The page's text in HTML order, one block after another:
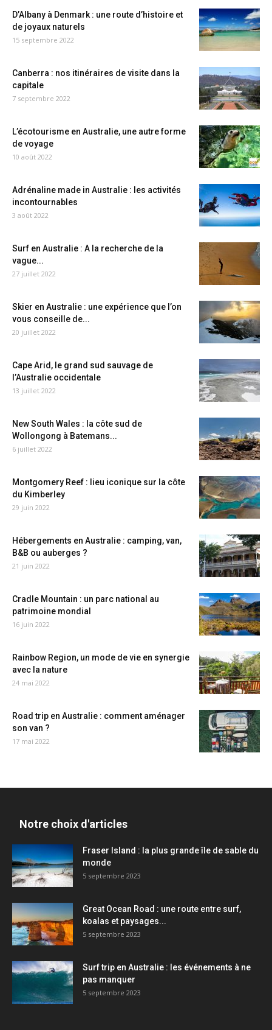
D’Albany à Denmark : une route d’histoire et
de joyaux naturels
15 septembre 2022
Canberra : nos itinéraires de visite dans la
capitale
7 septembre 2022
L’écotourisme en Australie, une autre forme
de voyage
10 août 2022
Adrénaline made in Australie : les activités
incontournables
3 août 2022
Surf en Australie : A la recherche de la
vague...
27 juillet 2022
Skier en Australie : une expérience que l’on
vous conseille de...
20 juillet 2022
Cape Arid, le grand sud sauvage de
l’Australie occidentale
13 juillet 2022
New South Wales : la côte sud de
Wollongong à Batemans...
6 juillet 2022
Montgomery Reef : lieu iconique sur la côte
du Kimberley
29 juin 2022
Hébergements en Australie : camping, van,
B&B ou auberges ?
21 juin 2022
Cradle Mountain : un parc national au
patrimoine mondial
16 juin 2022
Rainbow Region, un mode de vie en synergie
avec la nature
24 mai 2022
Road trip en Australie : comment aménager
son van ?
17 mai 2022
Notre choix d'articles
Fraser Island : la plus grande île de sable du
monde
5 septembre 2023
Great Ocean Road : une route entre surf,
koalas et paysages...
5 septembre 2023
Surf trip en Australie : les événements à ne
pas manquer
5 septembre 2023